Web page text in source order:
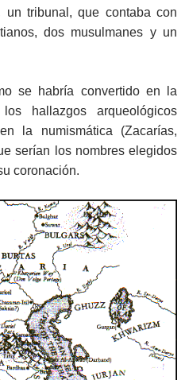
un tribunal, que contaba con
dos musulmanes y un
se habría convertido en la
hallazgos arqueológicos
la numismática (Zacarías,
serían los nombres elegidos
coronación.